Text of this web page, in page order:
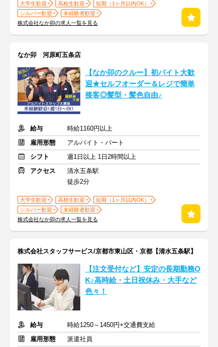
大学生歓迎 高校生歓迎
短期（1ヶ月以内OK）
シルバー歓迎
未経験者歓迎
株式会社なか卯の求人一覧を見る
なか卯 河原町五条店
【なか卯のクルー】初バイト大歓
迎★セルフオーダー＆レジで簡単
接客◎髪型・髪色自由♪
給与
時給1160円以上
雇用形態
アルバイト・パート
シフト
週1日以上 1日2時間以上
アクセス
清水五条駅
徒歩2分
大学生歓迎 高校生歓迎
短期（1ヶ月以内OK）
シルバー歓迎
未経験者歓迎
株式会社なか卯の求人一覧を見る
株式会社スタッフサービス/京都市東山区・京都【清水五条駅】
【注文受付など】安定の長期勤務O
K♪高時給・土日祝休み・大手など
色々！
給与
時給1250～1450円+交通費支給
雇用形態
派遣社員